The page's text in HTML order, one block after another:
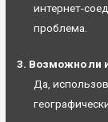
интернет-
проблема.
3. Возможно ли
Да,